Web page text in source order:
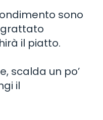
sono
il piatto.
scalda un po’
il